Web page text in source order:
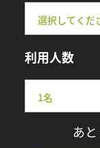
利用人数
あ